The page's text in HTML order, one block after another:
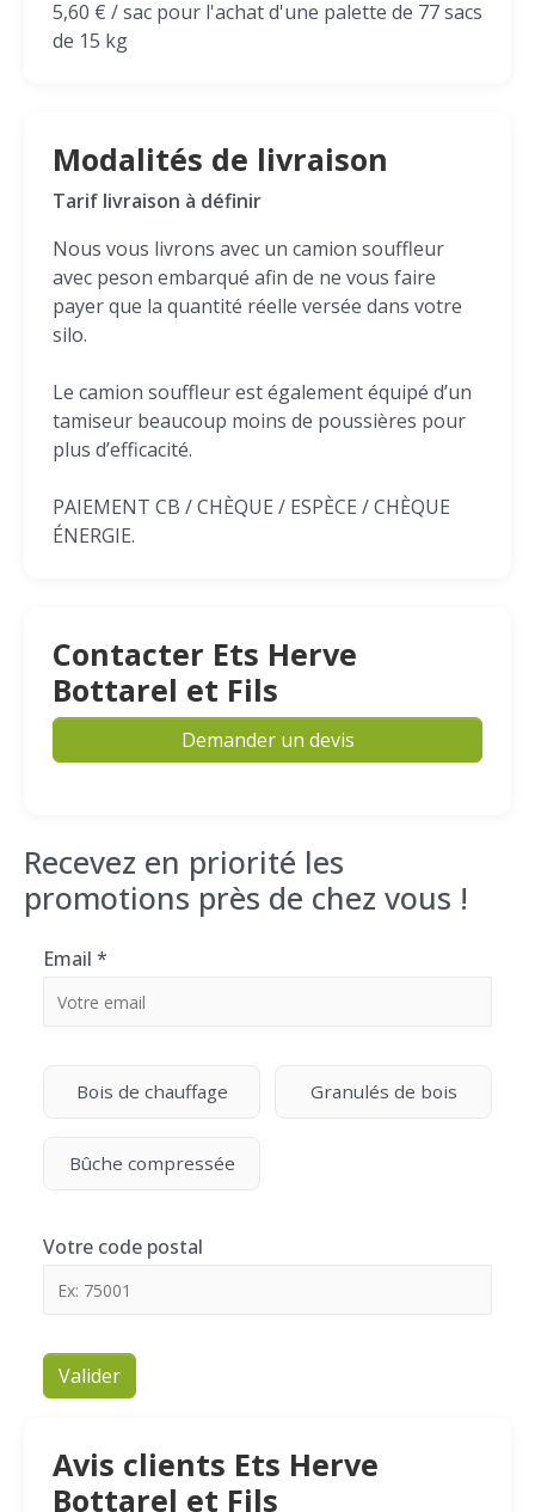
5,60 € / sac pour l'achat d'une palette de 77 sacs
de 15 kg
Modalités de livraison
Tarif livraison à définir
Nous vous livrons avec un camion souffleur
avec peson embarqué afin de ne vous faire
payer que la quantité réelle versée dans votre
silo.
Le camion souffleur est également équipé d’un
tamiseur beaucoup moins de poussières pour
plus d’efficacité.
PAIEMENT CB / CHÈQUE / ESPÈCE / CHÈQUE
ÉNERGIE.
Contacter Ets Herve
Bottarel et Fils
Demander un devis
Recevez en priorité les
promotions près de chez vous !
Email *
Bois de chauffage Granulés de bois
Bûche compressée
Votre code postal
Valider
Avis clients Ets Herve
Bottarel et Fils